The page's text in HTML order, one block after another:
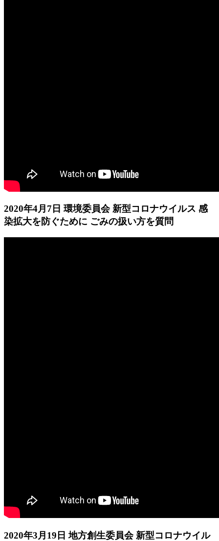
2020年4月7日 環境委員会 新型コロナウイルス 感
染拡大を防ぐために ごみの扱い方を質問
2020年3月19日 地方創生委員会 新型コロナウイル